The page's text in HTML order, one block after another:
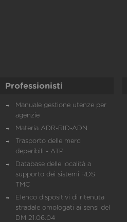
Professionisti
Manuale gestione utenze per
agenzie
Materia ADR-RID-ADN
Trasporto delle merci
deperibili - ATP
Database delle località a
supporto dei sistemi RDS
TMC
Elenco dispositivi di ritenuta
stradale omologati ai sensi del
DM 21.06.04